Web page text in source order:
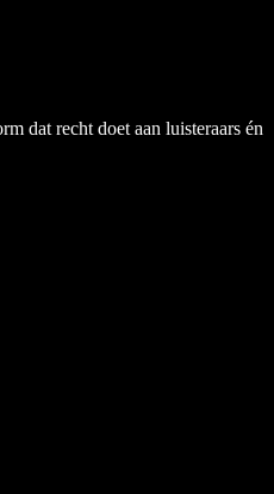
dat recht doet aan luisteraars én